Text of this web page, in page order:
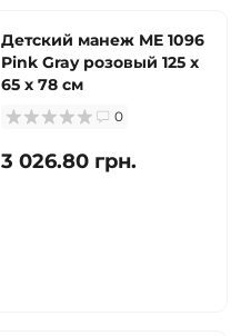
Детский манеж ME 1096
Pink Gray розовый 125 х
65 х 78 см
0
3 026.80 грн.